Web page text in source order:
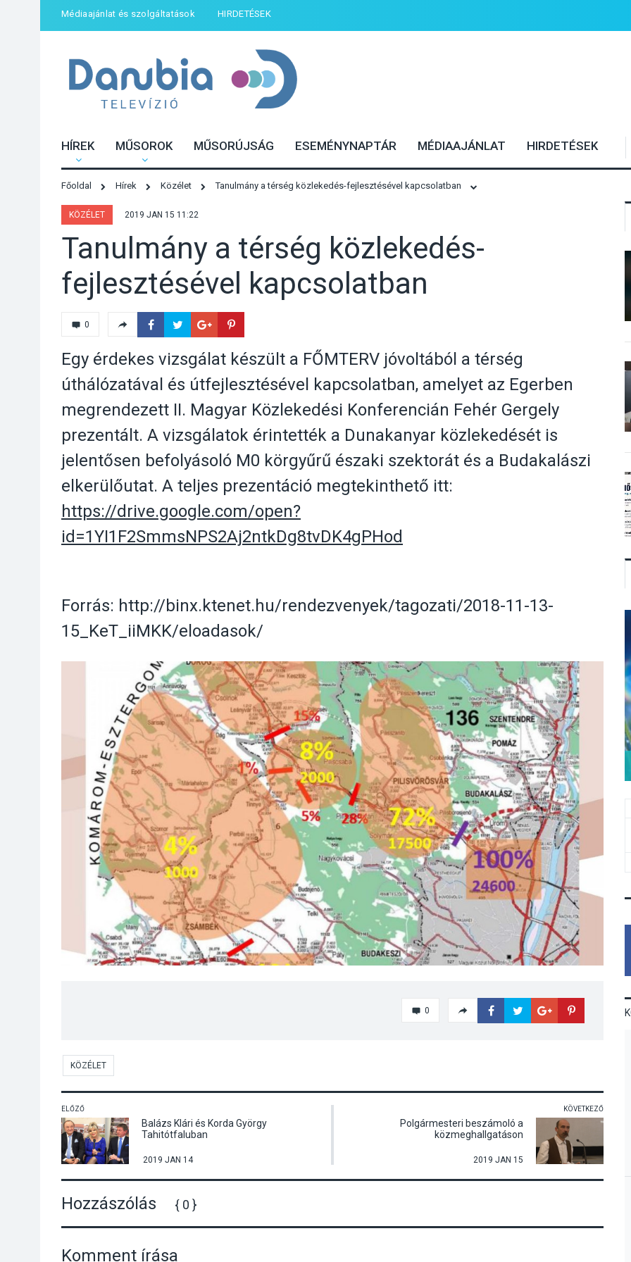
Médiaajánlat és szolgáltatások HIRDETÉSEK
HÍREK MŰSOROK MŰSORÚJSÁG ESEMÉNYNAPTÁR MÉDIAAJÁNLAT HIRDETÉSEK
Főoldal Hírek Közélet Tanulmány a térség közlekedés-fejlesztésével kapcsolatban
KÖZÉLET 2019 JAN 15 11:22
Tanulmány a térség közlekedés-
fejlesztésével kapcsolatban
0
Egy érdekes vizsgálat készült a FŐMTERV jóvoltából a térség
úthálózatával és útfejlesztésével kapcsolatban, amelyet az Egerben
megrendezett II. Magyar Közlekedési Konferencián Fehér Gergely
prezentált. A vizsgálatok érintették a Dunakanyar közlekedését is
jelentősen befolyásoló M0 körgyűrű északi szektorát és a Budakalászi
elkerülőutat. A teljes prezentáció megtekinthető itt:
https://drive.google.com/open?
id=1YI1F2SmmsNPS2Aj2ntkDg8tvDK4gPHod
Forrás: http://binx.ktenet.hu/rendezvenyek/tagozati/2018-11-13-
15_KeT_iiMKK/eloadasok/
0
KÖZÉLET
ELŐZŐ
Balázs Klári és Korda György
Tahitótfaluban
2019 JAN 14
KÖVETKEZŐ
Polgármesteri beszámoló a
közmeghallgatáson
2019 JAN 15
Hozzászólás { 0 }
Komment írása